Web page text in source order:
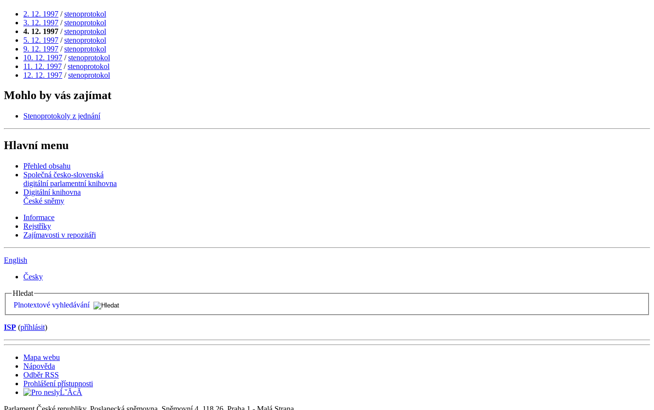
2. 12. 1997 /stenoprotokol
3. 12. 1997 /stenoprotokol
4. 12. 1997 /stenoprotokol
5. 12. 1997 /stenoprotokol
9. 12. 1997 /stenoprotokol
10. 12. 1997 /stenoprotokol
11. 12. 1997 /stenoprotokol
12. 12. 1997 /stenoprotokol
Mohlo by vás zajímat
Stenoprotokoly z jednání
Hlavní menu
Přehled obsahu
Společná česko-slovenská
digitální parlamentní knihovna
Digitální knihovna
České sněmy
Informace
Rejstříky
Zajímavosti v repozitáři
English
Česky
Hledat
Plnotextové vyhledávání
ISP (příhlásit)
Mapa webu
Nápověda
Odběr RSS
Prohlášení přístupnosti